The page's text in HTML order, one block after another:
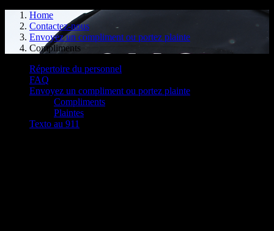
Home
Contactez-nous
Envoyez un compliment ou portez plainte
Compliments
Répertoire du personnel
FAQ
Envoyez un compliment ou portez plainte
Compliments
Plaintes
Texto au 911